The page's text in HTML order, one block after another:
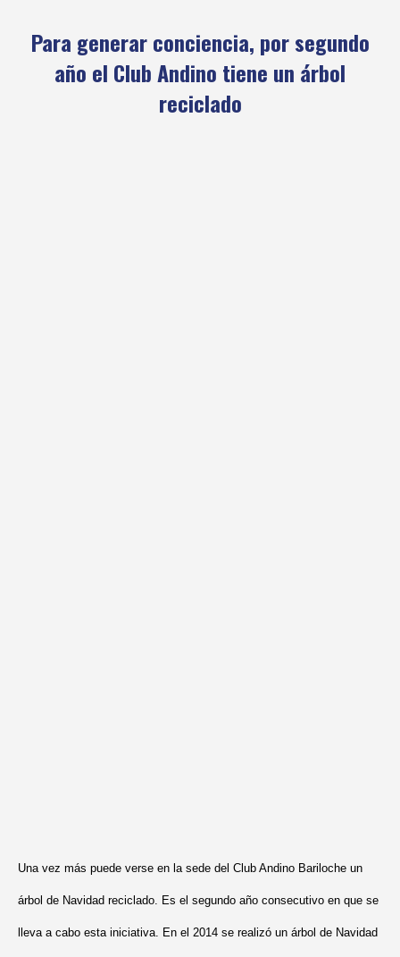
Para generar conciencia, por segundo
año el Club Andino tiene un árbol
reciclado
Una vez más puede verse en la sede del Club Andino Bariloche un
árbol de Navidad reciclado. Es el segundo año consecutivo en que se
lleva a cabo esta iniciativa. En el 2014 se realizó un árbol de Navidad